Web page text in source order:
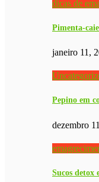
dicas de
Pimenta-
janeiro 11,
Pepino em
dezembro
Sucos detox